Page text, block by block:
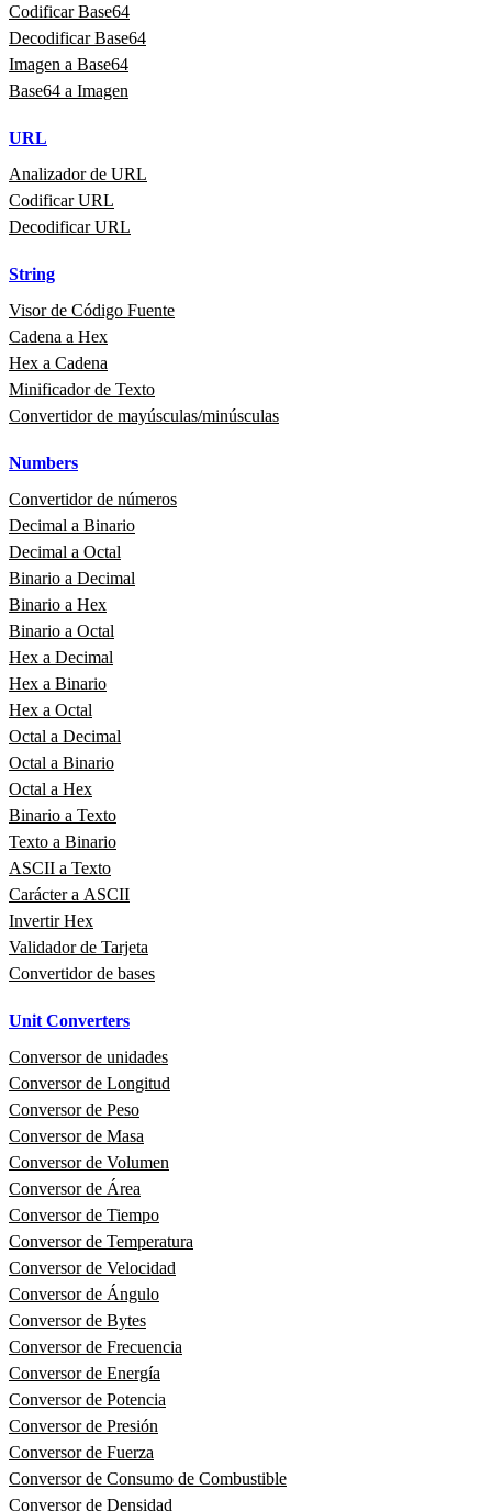
Codificar Base64
Decodificar Base64
Imagen a Base64
Base64 a Imagen
URL
Analizador de URL
Codificar URL
Decodificar URL
String
Visor de Código Fuente
Cadena a Hex
Hex a Cadena
Minificador de Texto
Convertidor de mayúsculas/minúsculas
Numbers
Convertidor de números
Decimal a Binario
Decimal a Octal
Binario a Decimal
Binario a Hex
Binario a Octal
Hex a Decimal
Hex a Binario
Hex a Octal
Octal a Decimal
Octal a Binario
Octal a Hex
Binario a Texto
Texto a Binario
ASCII a Texto
Carácter a ASCII
Invertir Hex
Validador de Tarjeta
Convertidor de bases
Unit Converters
Conversor de unidades
Conversor de Longitud
Conversor de Peso
Conversor de Masa
Conversor de Volumen
Conversor de Área
Conversor de Tiempo
Conversor de Temperatura
Conversor de Velocidad
Conversor de Ángulo
Conversor de Bytes
Conversor de Frecuencia
Conversor de Energía
Conversor de Potencia
Conversor de Presión
Conversor de Fuerza
Conversor de Consumo de Combustible
Conversor de Densidad